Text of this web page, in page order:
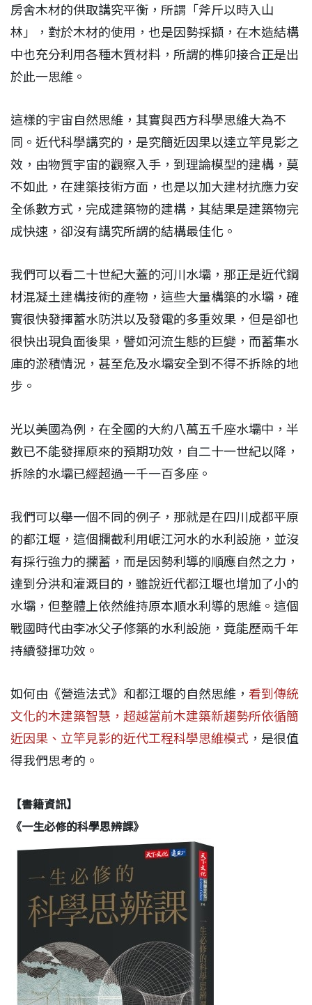
房舍木材的供取講究平衡，所謂「斧斤以時入山
林」，對於木材的使用，也是因勢採擷，在木造結構
中也充分利用各種木質材料，所謂的榫卯接合正是出
於此一思維。
這樣的宇宙自然思維，其實與西方科學思維大為不
同。近代科學講究的，是究簡近因果以達立竿見影之
效，由物質宇宙的觀察入手，到理論模型的建構，莫
不如此，在建築技術方面，也是以加大建材抗應力安
全係數方式，完成建築物的建構，其結果是建築物完
成快速，卻沒有講究所謂的結構最佳化。
我們可以看二十世紀大蓋的河川水壩，那正是近代鋼
材混凝土建構技術的產物，這些大量構築的水壩，確
實很快發揮蓄水防洪以及發電的多重效果，但是卻也
很快出現負面後果，譬如河流生態的巨變，而蓄集水
庫的淤積情況，甚至危及水壩安全到不得不拆除的地
步。
光以美國為例，在全國的大約八萬五千座水壩中，半
數已不能發揮原來的預期功效，自二十一世紀以降，
拆除的水壩已經超過一千一百多座。
我們可以舉一個不同的例子，那就是在四川成都平原
的都江堰，這個攔截利用岷江河水的水利設施，並沒
有採行強力的攔蓄，而是因勢利導的順應自然之力，
達到分洪和灌溉目的，雖說近代都江堰也增加了小的
水壩，但整體上依然維持原本順水利導的思維。這個
戰國時代由李冰父子修築的水利設施，竟能歷兩千年
持續發揮功效。
如何由《營造法式》和都江堰的自然思維， 看到傳統
文化的木建築智慧，超越當前木建築新趨勢所依循簡
近因果、立竿見影的近代工程科學思維模式 ，是很值
得我們思考的。
【書籍資訊】
《一生必修的科學思辨課》